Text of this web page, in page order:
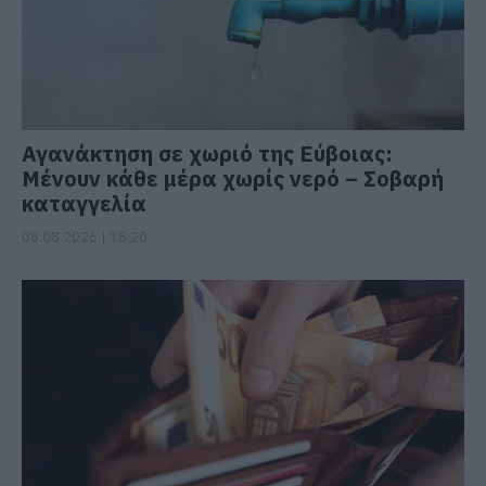
Αγανάκτηση σε χωριό της Εύβοιας:
Μένουν κάθε μέρα χωρίς νερό – Σοβαρή
καταγγελία